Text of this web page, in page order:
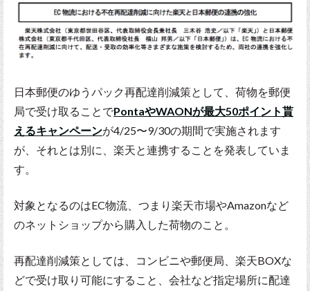
日本郵便のゆうパック再配達削減策として、荷物を郵便
局で受け取ることでPontaやWAONが最大50ポイント貰
えるキャンペーンが4/25〜9/30の期間で実施されます
が、それとは別に、楽天と連携することを発表していま
す。
対象となるのはEC物流、つまり楽天市場やAmazonなど
のネットショップから購入した荷物のこと。
再配達削減策としては、コンビニや郵便局、楽天BOXな
どで受け取り可能にすること、会社など指定場所に配達